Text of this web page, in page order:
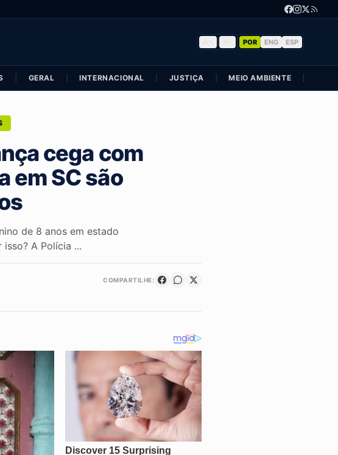
POR ENG ESP
GERAL INTERNACIONAL JUSTIÇA MEIO AMBIENTE
cega com
em SC são
de 8 anos em estado
A Polícia ...
COMPARTILHE: